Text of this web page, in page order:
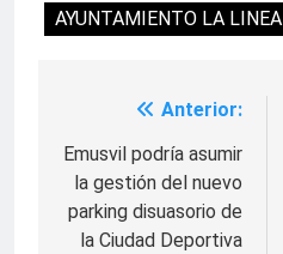
AYUNTAMIENTO LA LINEA
Navegación
de
entradas
Anterior:
Emusvil podría asumir
la gestión del nuevo
parking disuasorio de
la Ciudad Deportiva